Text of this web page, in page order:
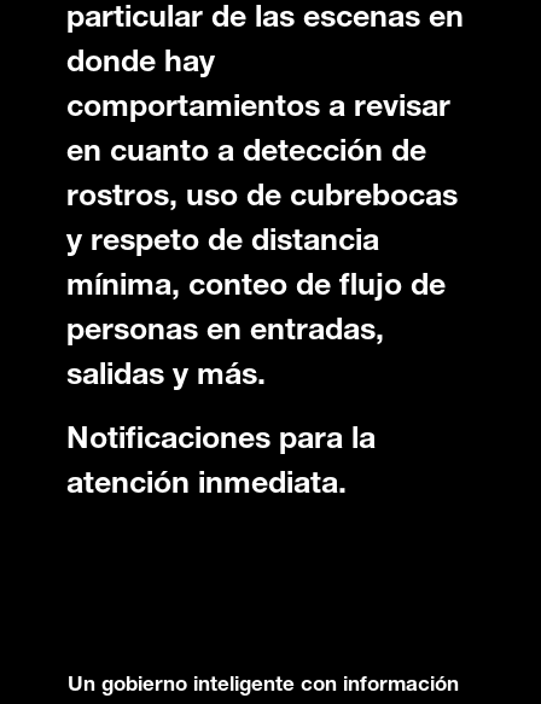
particular de las escenas en
donde hay
comportamientos a revisar
en cuanto a detección de
rostros, uso de cubrebocas
y respeto de distancia
mínima, conteo de flujo de
personas en entradas,
salidas y más.
Notificaciones para la
atención inmediata.
Un gobierno inteligente con información